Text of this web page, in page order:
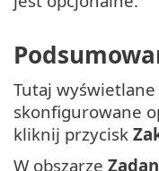
Tutaj
skonfigurowane
kliknij przycisk
W obszarze